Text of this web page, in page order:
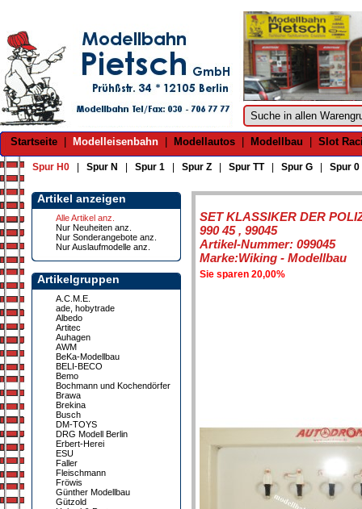
Startseite Modelleisenbahn Modellautos Modellbau Slot
Spur H0 Spur N Spur 1 Spur Z Spur TT| Spur G Spur 0
Artikel anzeigen
Alle Artikel anz.
Nur Neuheiten anz.
Nur Sonderangebote anz.
Nur Auslaufmodelle anz.
Artikelgruppen
A.C.M.E.
ade, hobytrade
Albedo
Artitec
Auhagen
AWM
BeKa-Modellbau
BELI-BECO
Bemo
Bochmann und Kochendörfer
Brawa
Brekina
Busch
DM-TOYS
DRG Modell Berlin
Erbert-Herei
ESU
Faller
Fleischmann
Fröwis
Günther Modellbau
Gützold
SET KLASSIKER DER
990 45 , 99045
Artikel-Nummer: 099045
Marke:Wiking - Modellbau
Sie sparen 20,00%